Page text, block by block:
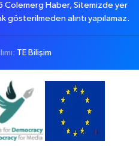
Haber, Sitemizde yer
gösterilmeden alıntı yapılamaz.
TE Bilişim